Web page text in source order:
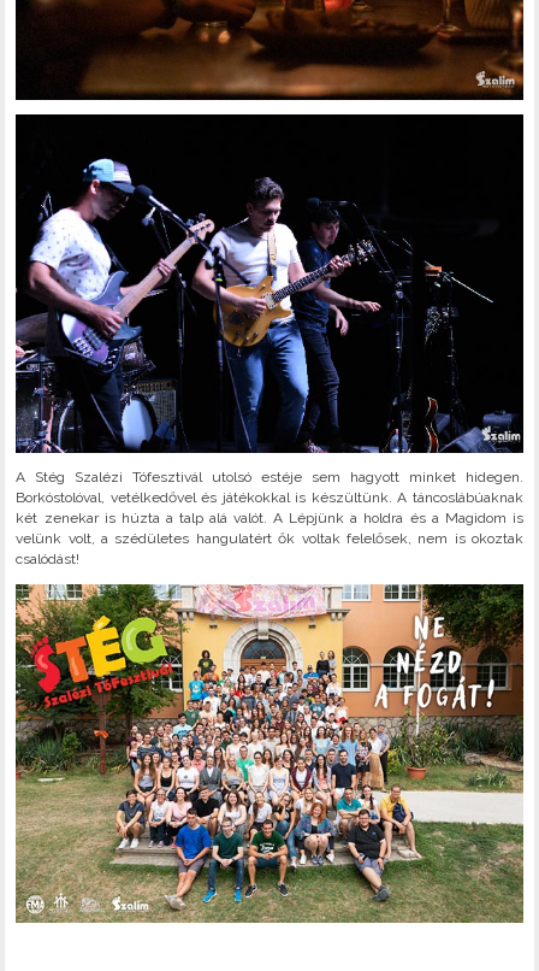
A Stég Szalézi Tófesztivál utolsó estéje sem hagyott minket hidegen.
Borkóstolóval, vetélkedővel és játékokkal is készültünk. A táncoslábúaknak
két zenekar is húzta a talp alá valót. A Lépjünk a holdra és a Magidom is
velünk volt, a szédületes hangulatért ők voltak felelősek, nem is okoztak
csalódást!